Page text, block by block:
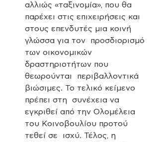
αλλιώς «ταξινομία», που θα
παρέχει στις επιχειρήσεις και
στους επενδυτές μια κοινή
γλώσσα για τον  προσδιορισμό
των οικονομικών
δραστηριοτήτων που
θεωρούνται  περιβαλλοντικά
βιώσιμες. Το τελικό κείμενο
πρέπει στη  συνέχεια να
εγκριθεί από την Ολομέλεια
του Κοινοβουλίου προτού
τεθεί σε  ισχύ. Τέλος, η